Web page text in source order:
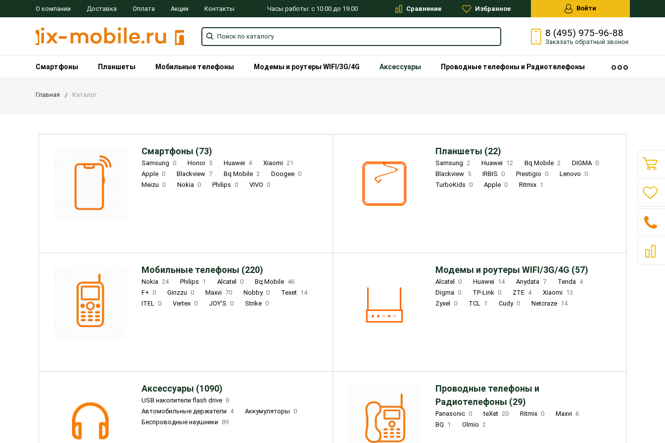
О компании Доставка Оплата Акции Контакты Часы работы: с 10.00 до 19.00 Сравнение Избранное Войти
8 (495) 975-96-88
Заказать обратный звонок
Смартфоны Планшеты Мобильные телефоны Модемы и роутеры WIFI/3G/4G Аксессуары Проводные телефоны и Радиотелефоны
Главная Каталог
Смартфоны (73)
Samsung 0 Honor 5 Huawei 4 Xiaomi 21
Apple 0 Blackview 7 Bq Mobile 2 Doogee 0
Meizu 0 Nokia 0 Philips 0 VIVO 0
Планшеты (22)
Samsung 2 Huawei 12 Bq Mobile 2 DIGMA 0
Blackview 5 IRBIS 0 Prestigio 0 Lenovo 0
TurboKids 0 Apple 0 Ritmix 1
Мобильные телефоны (220)
Nokia 24 Philips 1 Alcatel 0 Bq Mobile 46
F+ 0 Ginzzu 0 Maxvi 70 Nobby 0 Texet 14
ITEL 0 Vertex 0 JOY'S 0 Strike 0
Модемы и роутеры WIFI/3G/4G (57)
Alcatel 0 Huawei 14 Anydata 7 Tenda 4
Digma 0 TP-Link 0 ZTE 4 Xiaomi 13
Zyxel
0 TCL 1 Cudy 0 Netcraze 14
Аксессуары (1090)
USB накопители flash drive 8
Автомобильные держатели 4 Аккумуляторы 0
Беспроводные наушники 89
Проводные телефоны и
Радиотелефоны (29)
Panasonic 0 teXet 20 Ritmix 0 Maxvi 6
BQ 1 Olmio 2